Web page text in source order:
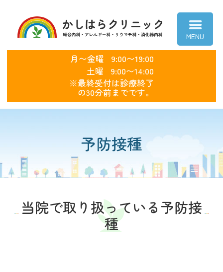
かしはらクリ
月〜金曜
9:00〜19:00
土曜
9:00〜14:00
※最終受付は診療終了
の30分前までです。
予防接種
当院で取り扱っている予防接
種